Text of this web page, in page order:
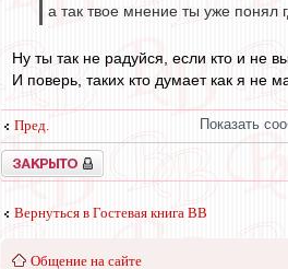
а так твое мнение ты уже понял
Ну ты так не радуйся, если кто и не
И поверь, таких кто думает как я не
Пред. Показать
Закрыто
Вернуться в Гостевая книга ВВ
Общение на сайте